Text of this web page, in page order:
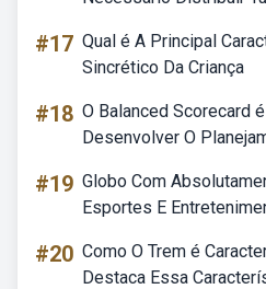
#17 Qual é A Principal
Sincrético Da Criança
#18 O Balanced Scorecard
Desenvolver O
#19 Globo Com
Esportes E
#20 Como O Trem é
Destaca Essa